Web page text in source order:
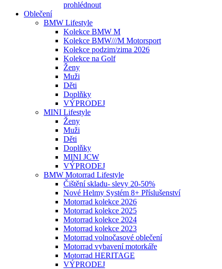
prohlédnout
Oblečení
BMW Lifestyle
Kolekce BMW M
Kolekce BMW///M Motorsport
Kolekce podzim/zima 2026
Kolekce na Golf
Ženy
Muži
Děti
Doplňky
VÝPRODEJ
MINI Lifestyle
Ženy
Muži
Děti
Doplňky
MINI JCW
VÝPRODEJ
BMW Motorrad Lifestyle
Čištění skladu- slevy 20-50%
Nové Helmy Systém 8+ Příslušenství
Motorrad kolekce 2026
Motorrad kolekce 2025
Motorrad kolekce 2024
Motorrad kolekce 2023
Motorrad volnočasové oblečení
Motorrad vybavení motorkáře
Motorrad HERITAGE
VÝPRODEJ